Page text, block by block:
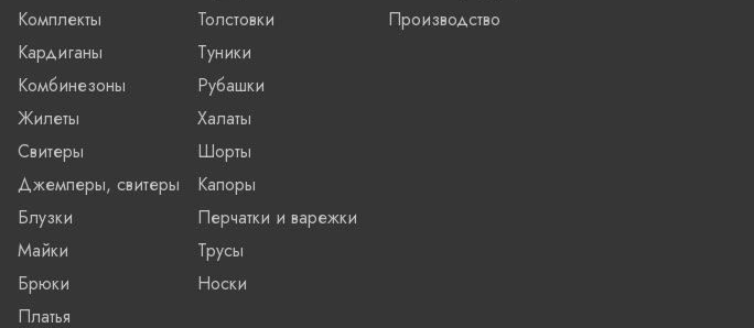
Комплекты
Кардиганы
Комбинезоны
Жилеты
Свитеры
Джемперы, свитеры
Блузки
Майки
Брюки
Платья
Толстовки
Туники
Рубашки
Халаты
Шорты
Капоры
Перчатки и варежки
Трусы
Носки
Производство